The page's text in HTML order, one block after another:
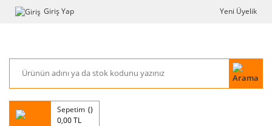
Giriş Yap Yeni Üyelik
Sepetim
0,00 TL